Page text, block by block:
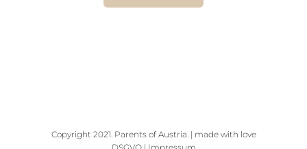
Copyright 2021. Parents of Austria. | made with love